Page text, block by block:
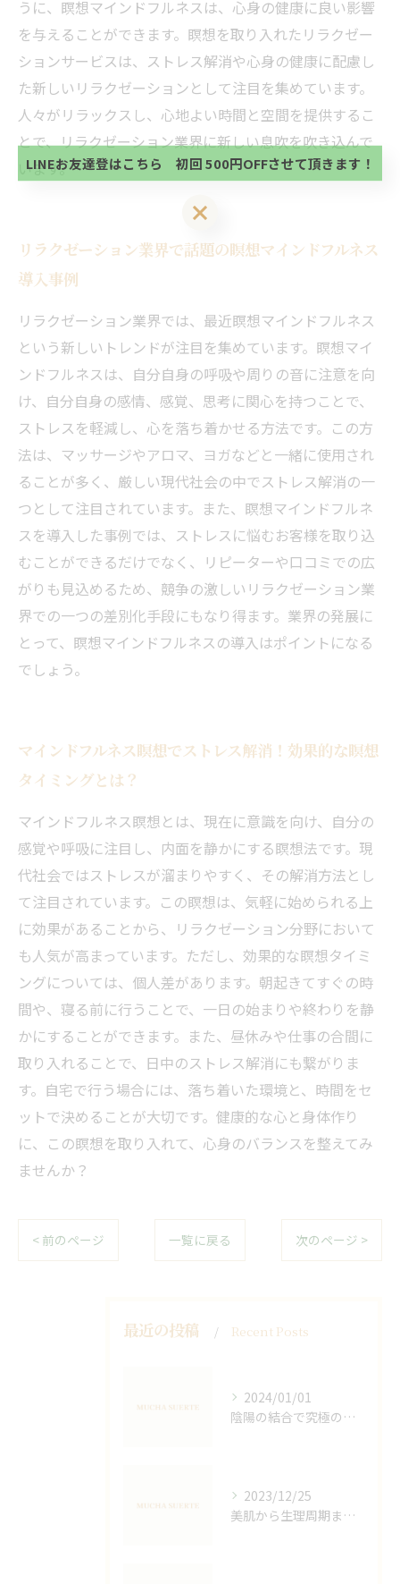
うに、瞑想マインドフルネスは、心身の健康に良い影響
を与えることができます。瞑想を取り入れたリラクゼー
ションサービスは、ストレス解消や心身の健康に配慮し
た新しいリラクゼーションとして注目を集めています。
人々がリラックスし、心地よい時間と空間を提供するこ
とで、リラクゼーション業界に新しい息吹を吹き込んで
います。
リラクゼーション業界で話題の瞑想マインドフルネス
導入事例
リラクゼーション業界では、最近瞑想マインドフルネス
という新しいトレンドが注目を集めています。瞑想マイ
ンドフルネスは、自分自身の呼吸や周りの音に注意を向
け、自分自身の感情、感覚、思考に関心を持つことで、
ストレスを軽減し、心を落ち着かせる方法です。この方
法は、マッサージやアロマ、ヨガなどと一緒に使用され
ることが多く、厳しい現代社会の中でストレス解消の一
つとして注目されています。また、瞑想マインドフルネ
スを導入した事例では、ストレスに悩むお客様を取り込
むことができるだけでなく、リピーターや口コミでの広
がりも見込めるため、競争の激しいリラクゼーション業
界での一つの差別化手段にもなり得ます。業界の発展に
とって、瞑想マインドフルネスの導入はポイントになる
でしょう。
マインドフルネス瞑想でストレス解消！効果的な瞑想
タイミングとは？
マインドフルネス瞑想とは、現在に意識を向け、自分の
感覚や呼吸に注目し、内面を静かにする瞑想法です。現
代社会ではストレスが溜まりやすく、その解消方法とし
て注目されています。この瞑想は、気軽に始められる上
に効果があることから、リラクゼーション分野において
も人気が高まっています。ただし、効果的な瞑想タイミ
ングについては、個人差があります。朝起きてすぐの時
間や、寝る前に行うことで、一日の始まりや終わりを静
かにすることができます。また、昼休みや仕事の合間に
取り入れることで、日中のストレス解消にも繋がりま
す。自宅で行う場合には、落ち着いた環境と、時間をセ
ットで決めることが大切です。健康的な心と身体作り
に、この瞑想を取り入れて、心身のバランスを整えてみ
ませんか？
< 前のページ 一覧に戻る 次のページ >
最近の投稿 Recent Posts
2024/01/01
陰陽の結合で究極の癒し！オイルマッサージの魅力と効果
2023/12/25
美肌から生理周期まで！女性ホルモン促進でホルモン活性化＆分泌促進
当サロンの公式LINE@にお友達登録頂いたお客様は
初回 500円OFFさせて頂きます。 既に 追加済の
方、不必要な方 お手数ですが、✖印でお閉じ下さ
い。
LINEお友達登はこちら 初回 500円OFFさせて頂きます！
当サロンの公式LINE@にお友達登録頂いたお客様は
初回 500円OFFさせて頂きます。 既に 追加済の
方、不必要な方 お手数ですが、✖印でお閉じ下さ
LINEお友達登はこちら 初回 500円OFFさせて頂きます！